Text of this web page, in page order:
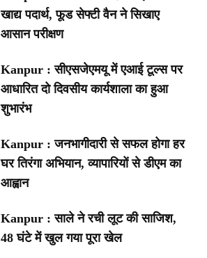
खाद्य पदार्थ, फूड सेफ्टी वैन ने सिखाए
आसान परीक्षण
Kanpur : सीएसजेएमयू में एआई टूल्स पर
आधारित दो दिवसीय कार्यशाला का हुआ
शुभारंभ
Kanpur : जनभागीदारी से सफल होगा हर
घर तिरंगा अभियान, व्यापारियों से डीएम का
आह्वान
Kanpur : साले ने रची लूट की साजिश,
48 घंटे में खुल गया पूरा खेल